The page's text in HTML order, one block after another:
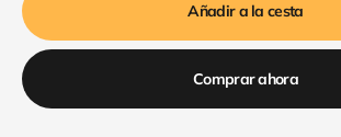
Añadir a la cesta
Comprar ahora